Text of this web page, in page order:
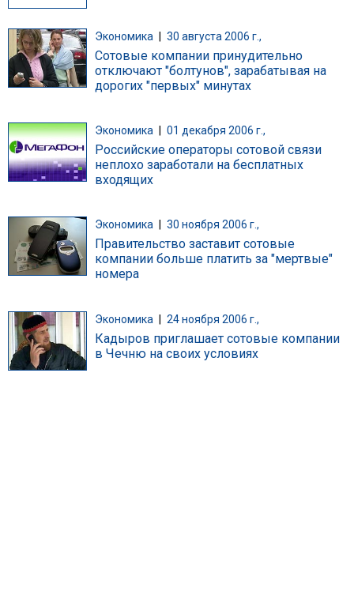
Экономика 30 августа 2006 г.,
Сотовые компании принудительно
отключают "болтунов", зарабатывая на
дорогих "первых" минутах
Экономика 01 декабря 2006 г.,
Российские операторы сотовой связи
неплохо заработали на бесплатных
входящих
Экономика 30 ноября 2006 г.,
Правительство заставит сотовые
компании больше платить за "мертвые"
номера
Экономика | 24 ноября 2006 г.,
Кадыров приглашает сотовые компании
в Чечню на своих условиях